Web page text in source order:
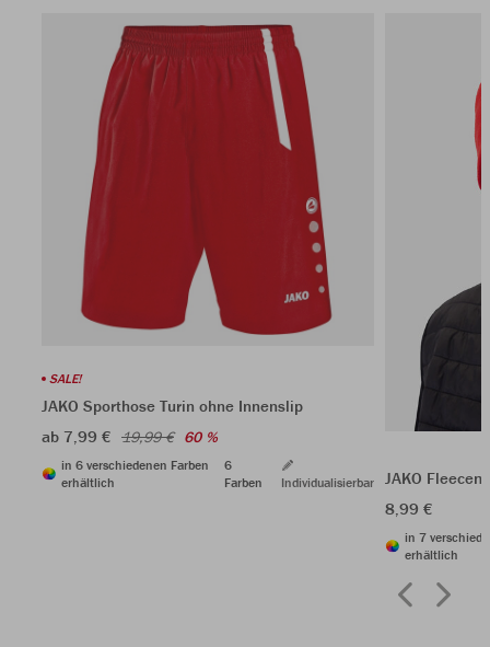
SALE!
JAKO Sporthose Turin ohne Innenslip
ab 7,99 € 19,99 € 60 %
in 6 verschiedenen Farben
erhältlich
6
Farben
Individualisierbar
JAKO
8,99 €
in 7
erhältlich